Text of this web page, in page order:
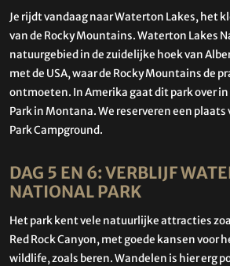
Je rijdt vandaag naar Waterton Lakes, het
van de Rocky Mountains. Waterton Lakes
natuurgebied in de zuidelijke hoek van
met de USA, waar de Rocky Mountains de
ontmoeten. In Amerika gaat dit park over
Park in Montana. We reserveren een plaats
Park Campground.
DAG 5 EN 6: VERBLIJF
NATIONAL PARK
Het park kent vele natuurlijke attracties
Red Rock Canyon, met goede kansen voor
wildlife, zoals beren. Wandelen is hier erg